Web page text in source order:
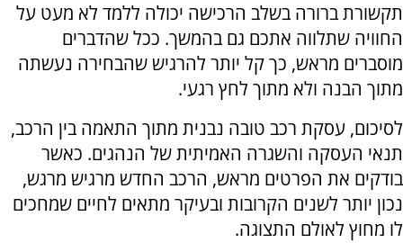
תקשורת ברורה בשלב הרכישה יכולה ללמד לא מעט על
החוויה שתלווה אתכם גם בהמשך. ככל שהדברים
מוסברים מראש, כך קל יותר להרגיש שהבחירה נעשתה
מתוך הבנה ולא מתוך לחץ רגעי.
לסיכום, עסקת רכב טובה נבנית מתוך התאמה בין הרכב,
תנאי העסקה והשגרה האמיתית של הנהגים. כאשר
בודקים את הפרטים מראש, הרכב החדש מרגיש מרגש,
נכון יותר לשנים הקרובות ובעיקר מתאים לחיים שמחכים
לו מחוץ לאולם התצוגה.